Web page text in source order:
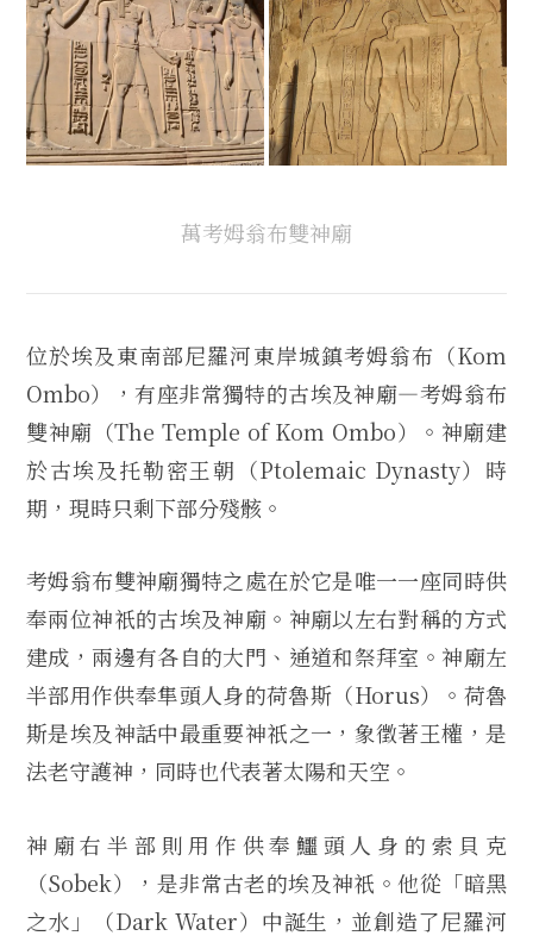
萬考姆翁布雙神廟
位於埃及東南部尼羅河東岸城鎮考姆翁布（Kom
Ombo），有座非常獨特的古埃及神廟—考姆翁布
雙神廟（The Temple of Kom Ombo）。神廟建
於古埃及托勒密王朝（Ptolemaic Dynasty）時
期，現時只剩下部分殘骸。
考姆翁布雙神廟獨特之處在於它是唯一一座同時供
奉兩位神祇的古埃及神廟。神廟以左右對稱的方式
建成，兩邊有各自的大門、通道和祭拜室。神廟左
半部用作供奉隼頭人身的荷魯斯（Horus）。荷魯
斯是埃及神話中最重要神祇之一，象徵著王權，是
法老守護神，同時也代表著太陽和天空。
神廟右半部則用作供奉鱷頭人身的索貝克
（Sobek），是非常古老的埃及神祇。他從「暗黑
之水」（Dark Water）中誕生，並創造了尼羅河